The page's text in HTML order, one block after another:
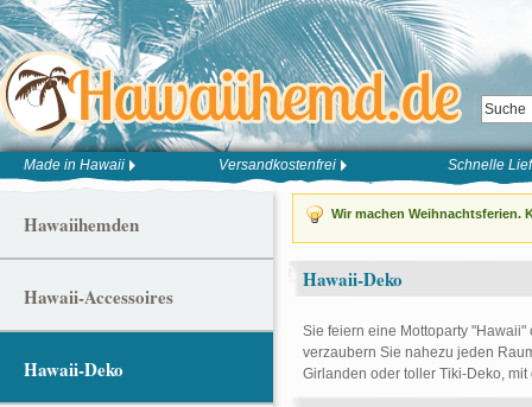
Made in Hawaii Versandkostenfrei Schnelle
Wir machen Weihnachtsferien.
Hawaii-Deko
Sie feiern eine Mottoparty
verzaubern Sie nahezu jeden
Girlanden oder toller Tiki-Deko,
Hawaiihemden
Hawaii-Accessoires
Hawaii-Deko